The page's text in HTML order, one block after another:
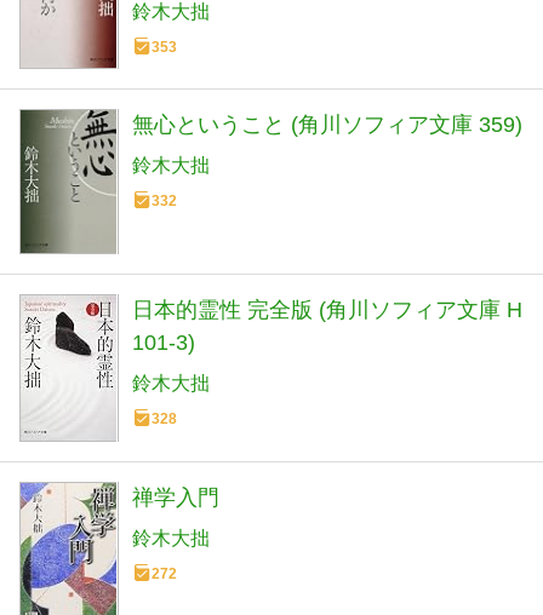
鈴木大拙
353
無心ということ (角川ソフィア文庫 359)
鈴木大拙
332
日本的霊性 完全版 (角川ソフィア文庫 H
101-3)
鈴木大拙
328
禅学入門
鈴木大拙
272